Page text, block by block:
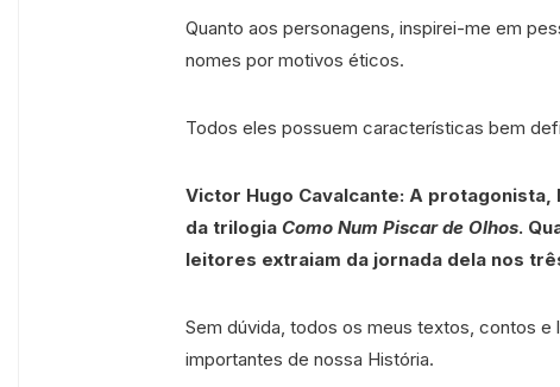
Quanto aos personagens, inspirei-me em
nomes por motivos éticos.
Todos eles possuem características bem
Victor Hugo Cavalcante: A
da trilogia Como Num Piscar de Olhos.
leitores extraiam da jornada dela nos
Sem dúvida, todos os meus textos, contos
importantes de nossa História.